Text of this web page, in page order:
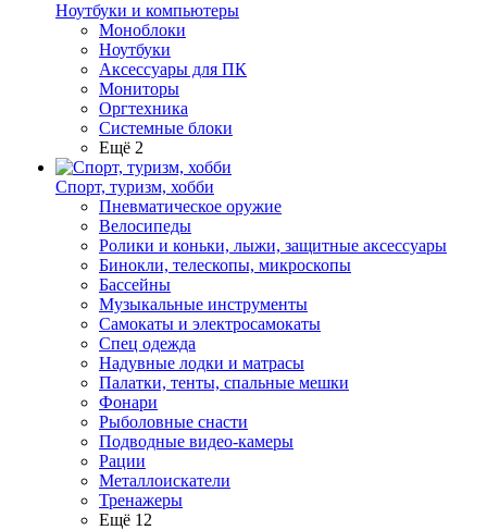
Ноутбуки и компьютеры
Моноблоки
Ноутбуки
Аксессуары для ПК
Мониторы
Оргтехника
Системные блоки
Ещё 2
Спорт, туризм, хобби
Пневматическое оружие
Велосипеды
Ролики и коньки, лыжи, защитные аксессуары
Бинокли, телескопы, микроскопы
Бассейны
Музыкальные инструменты
Самокаты и электросамокаты
Спец одежда
Надувные лодки и матрасы
Палатки, тенты, спальные мешки
Фонари
Рыболовные снасти
Подводные видео-камеры
Рации
Металлоискатели
Тренажеры
Ещё 12